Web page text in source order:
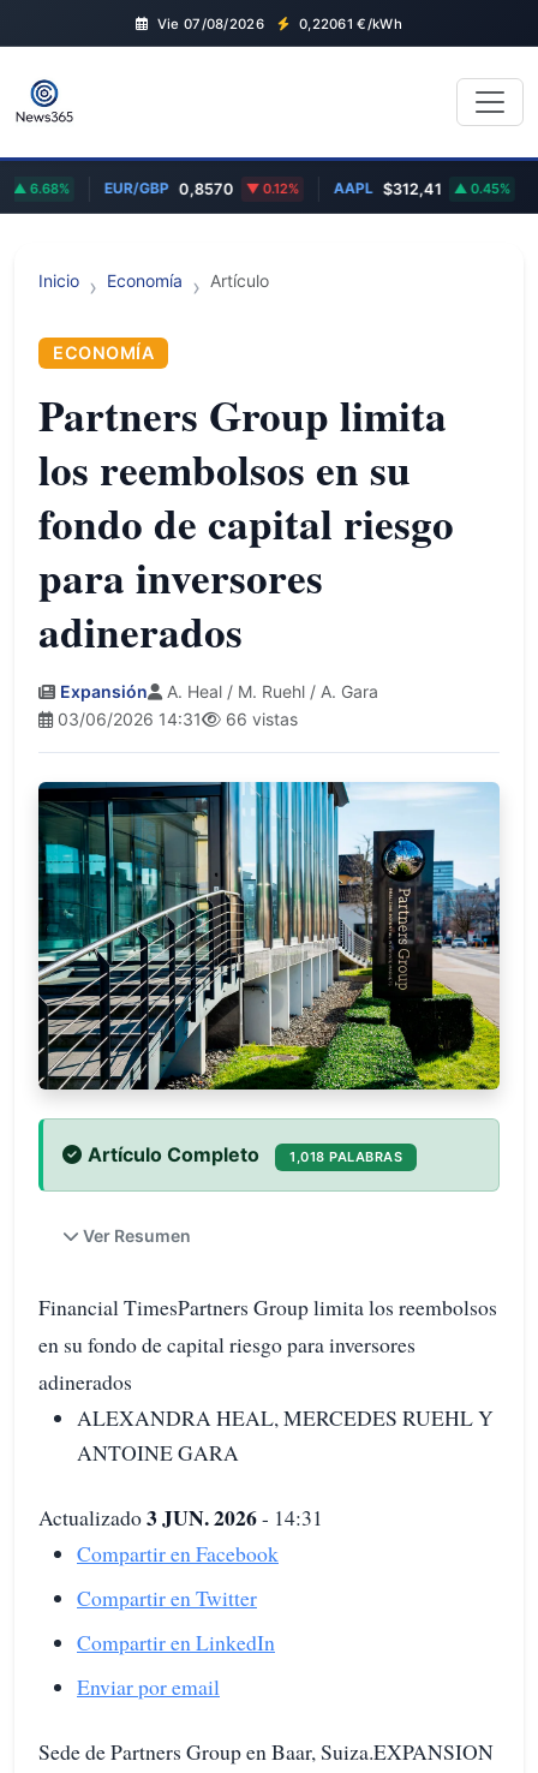
Vie 07/08/2026 0,22061 €/kWh
EUR/GBP 0,8570 0.12% AAPL $312,41 0.45%
Inicio Economía Artículo
ECONOMÍA
Partners Group limita
los reembolsos en su
fondo de capital riesgo
para inversores
adinerados
Expansión
A. Heal / M. Ruehl / A. Gara
03/06/2026 14:31
66 vistas
Artículo Completo 1,018 PALABRAS
Ver Resumen
Financial TimesPartners Group limita los reembolsos
en su fondo de capital riesgo para inversores
adinerados
ALEXANDRA HEAL, MERCEDES RUEHL Y
ANTOINE GARA
Actualizado3 JUN. 2026- 14:31
Compartir en Facebook
Compartir en Twitter
Compartir en LinkedIn
Enviar por email
Sede de Partners Group en Baar, Suiza.EXPANSION